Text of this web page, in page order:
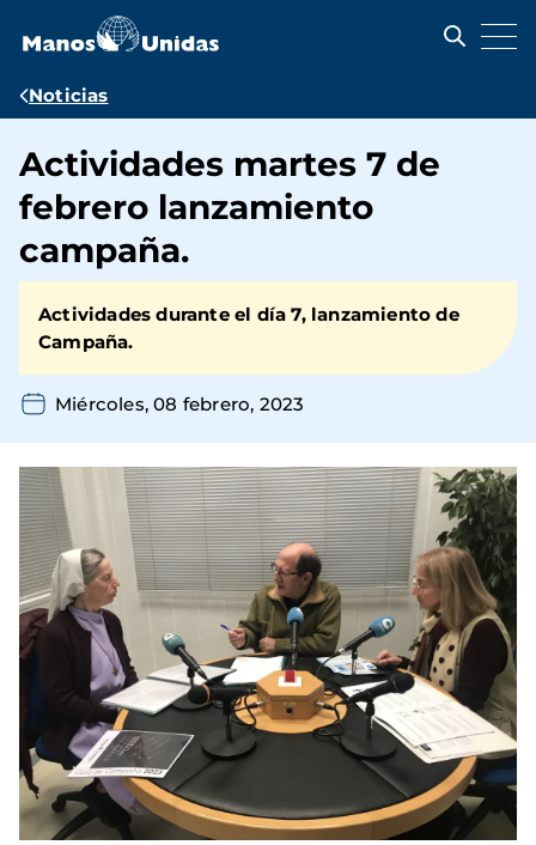
contenido
Ruta
navegación
Noticias
Actividades martes 7 de
febrero lanzamiento
campaña.
Actividades durante el día 7, lanzamiento de
Campaña.
Miércoles, 08 febrero, 2023